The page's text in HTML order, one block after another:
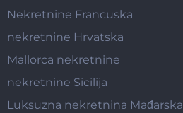
Nekretnine Francuska
nekretnine Hrvatska
Mallorca nekretnine
nekretnine Sicilija
Luksuzna nekretnina Mađarska